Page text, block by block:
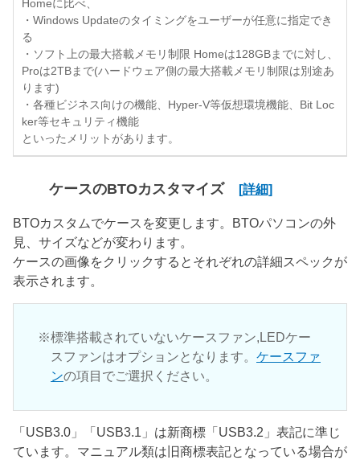
Homeに比べ、
・Windows Updateのタイミングをユーザーが任意に指定でき
る
・ソフト上の最大搭載メモリ制限 Homeは128GBまでに対し、
Proは2TBまで(ハードウェア側の最大搭載メモリ制限は別途あ
ります)
・各種ビジネス向けの機能、Hyper-V等仮想環境機能、Bit Loc
ker等セキュリティ機能
といったメリットがあります。
ケースのBTOカスタマイズ [詳細]
BTOカスタムでケースを変更します。BTOパソコンの外
見、サイズなどが変わります。
ケースの画像をクリックするとそれぞれの詳細スペックが
表示されます。
標準搭載されていないケースファン,LEDケー
スファンはオプションとなります。 ケースファ
ンの項目でご選択ください。
「USB3.0」「USB3.1」は新商標「USB3.2」表記に準じ
ています。マニュアル類は旧商標表記となっている場合が